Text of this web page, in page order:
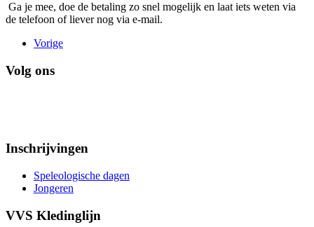
Ga je mee, doe de betaling zo snel mogelijk en laat iets weten via
de telefoon of liever nog via e-mail.
Vorige
Volg ons
Inschrijvingen
Speleologische dagen
Jongeren
VVS Kledinglijn